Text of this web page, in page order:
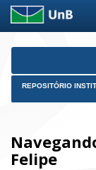
Skip
REPOSITÓRIO
Felipe